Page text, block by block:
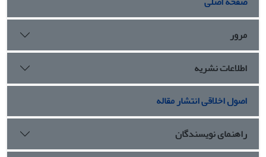
مرور
اطلاعات نشریه
اصول اخلاقی انتشار مقاله
راهنمای نویسندگان